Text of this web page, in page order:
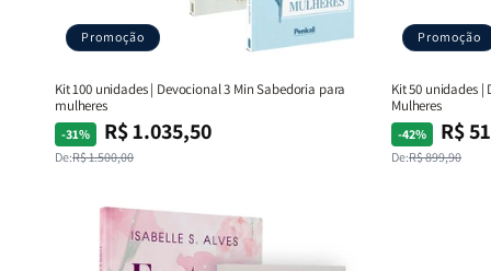
Promoção
Kit 100 unidades | Devocional 3 Min Sabedoria para
mulheres
-31%
Preço
normal
De:R$ 1.500,00
Preço
promocional
R$ 1.035,50
Promoção
Kit 50 unidades |
Mulheres
-42%
Preço
normal
De:R$ 899,90
Preço
promocional
R$